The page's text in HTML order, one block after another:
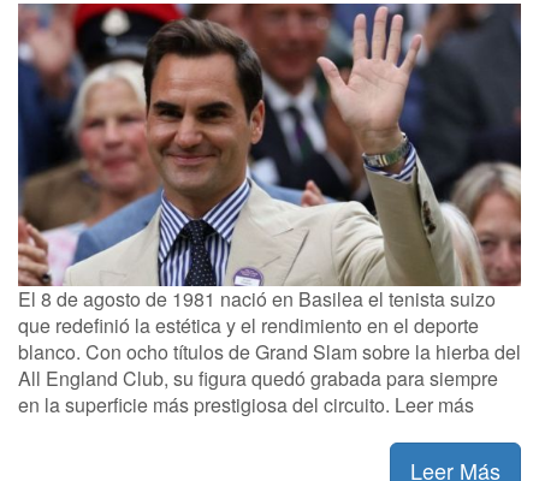
El 8 de agosto de 1981 nació en Basilea el tenista suizo
que redefinió la estética y el rendimiento en el deporte
blanco. Con ocho títulos de Grand Slam sobre la hierba del
All England Club, su figura quedó grabada para siempre
en la superficie más prestigiosa del circuito. Leer más
Leer Más